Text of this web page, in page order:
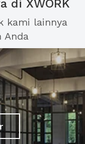
di XWORK
kami lainnya
Anda